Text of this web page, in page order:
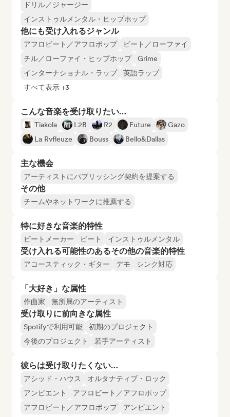
ドリル／ジャージー
インストゥルメンタル・ヒップホップ
他にも受け入れるジャンル
アフロビート／アフロポップ
ビート／ローファイ
チル／ローファイ・ヒップホップ
Grime
インターナショナル・ラップ
英語ラップ
すべて表示 +3
こんな音楽を受け取りたい…
Tiakola L2B R2 Future
Gazo
La Rvfleuze
Bouss Bello&Dallas
主な機会
アーティストにパブリッシング契約を提案する
その他
チームやネットワークに推薦する
特に好きな音楽的特性
ビートメーカー ビート インストゥルメンタル
受け入れる可能性のあるその他の音楽的特性
アコースティック・ギター デモ シンク対応
「大好き」な属性
作曲家 無所属のアーティスト
受け取りに前向きな属性
Spotifyで利用可能
初期のプロジェクト
今後のプロジェクト
若手アーティスト
彼らは受け取りたくない…
アシッド・ハウス
オルタナティブ・ロック
アンビエント
アフロビート／アフロポップ
アフロビート／アフロポップ
アンビエント